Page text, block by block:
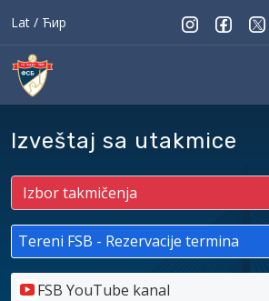
Lat / Ћир
Izveštaj sa utakmice
Tereni FSB - Rezervacije termina
FSB YouTube kanal